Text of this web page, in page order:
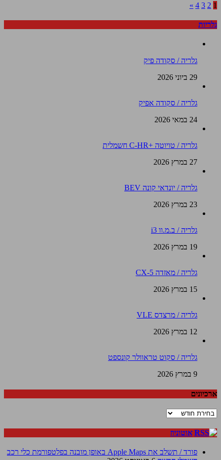
1
2
3
4
»
גלריות
גלריה / סקודה פיק
29 ביוני 2026
גלריה / סקודה אפיק
24 במאי 2026
גלריה / טויוטה +C-HR חשמלית
27 במרץ 2026
גלריה / יונדאי קונה BEV
23 במרץ 2026
גלריה / ב.מ.וו i3
19 במרץ 2026
גלריה / מאזדה CX-5
15 במרץ 2026
גלריה / מרצדס VLE
12 במרץ 2026
גלריה / סקוט טראוולר קונספט
9 במרץ 2026
ארכיונים
ארכיונים
אוטוניוז
פורד / תשלב את Apple Maps באופן מובנה בפלטפורמת כלי רכב